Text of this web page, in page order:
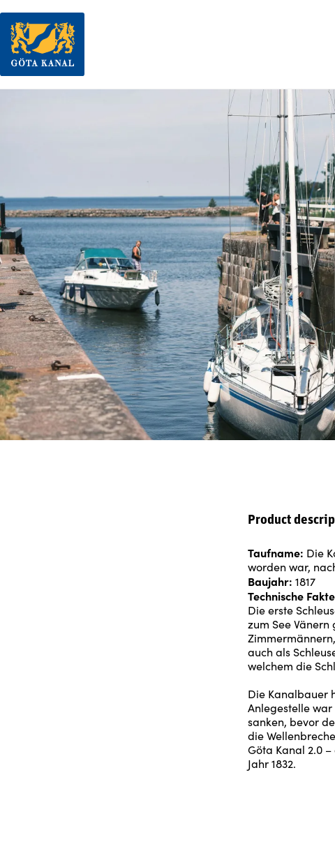
Product
Taufname: Die
worden war,
Baujahr: 1817
Technische
Die erste
zum See
auch als
welchem die
Die Kanalbauer
Anlegestelle
sanken, bevor
die
Göta Kanal 2.0
Jahr 1832.